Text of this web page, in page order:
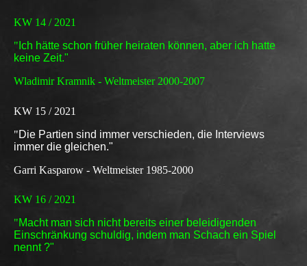
KW 14 / 2021
" Ich hätte schon früher heiraten können, aber ich hatte
keine Zeit."
Wladimir Kramnik - Weltmeister 2000-2007
KW 15 / 2021
"Die Partien sind immer verschieden, die Interviews
immer die gleichen."
Garri Kasparow - Weltmeister 1985-2000
KW 16 / 2021
"Macht man sich nicht bereits einer beleidigenden
Einschränkung schuldig, indem man Schach ein Spiel
nennt ?"